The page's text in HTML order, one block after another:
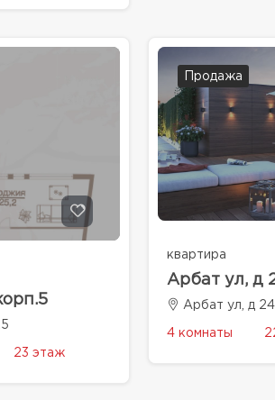
23 этаж
Продажа
квартира
Арбат ул, д
Арбат ул, д 24
4 комнаты